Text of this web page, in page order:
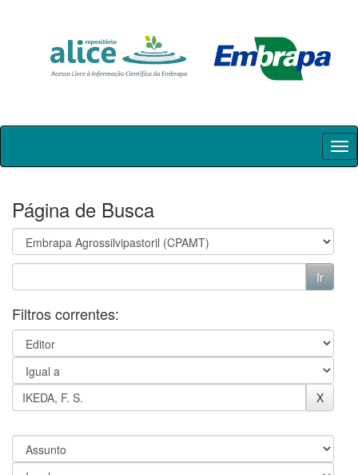
Skip
Página de Busca
Filtros correntes: